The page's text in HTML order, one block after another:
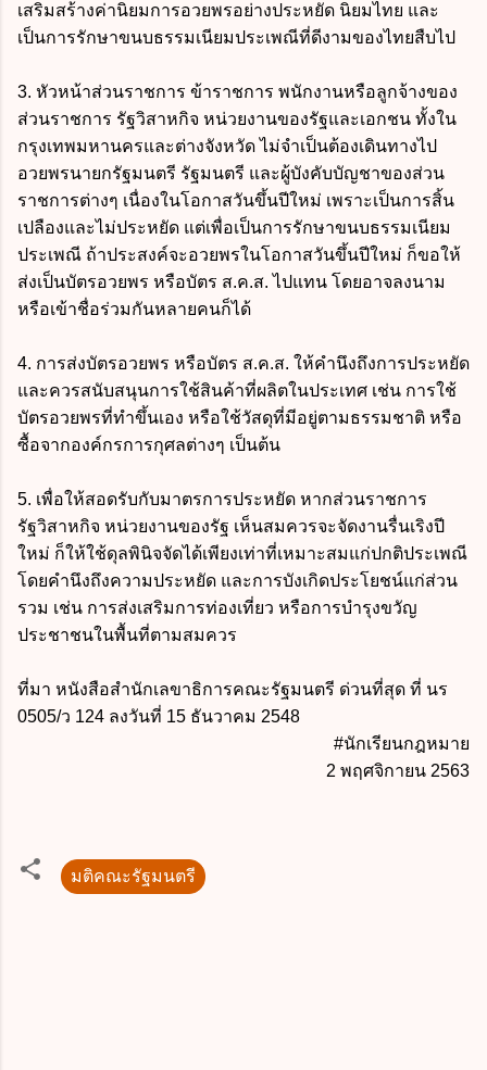
เสริมสร้างค่านิยมการอวยพรอย่างประหยัด นิยมไทย และ
เป็นการรักษาขนบธรรมเนียมประเพณีที่ดีงามของไทยสืบไป
3. หัวหน้าส่วนราชการ ข้าราชการ พนักงานหรือลูกจ้างของ
ส่วนราชการ รัฐวิสาหกิจ หน่วยงานของรัฐและเอกชน ทั้งใน
กรุงเทพมหานครและต่างจังหวัด ไม่จำเป็นต้องเดินทางไป
อวยพรนายกรัฐมนตรี รัฐมนตรี และผู้บังคับบัญชาของส่วน
ราชการต่างๆ เนื่องในโอกาสวันขึ้นปีใหม่ เพราะเป็นการสิ้น
เปลืองและไม่ประหยัด แต่เพื่อเป็นการรักษาขนบธรรมเนียม
ประเพณี ถ้าประสงค์จะอวยพรในโอกาสวันขึ้นปีใหม่ ก็ขอให้
ส่งเป็นบัตรอวยพร หรือบัตร ส.ค.ส. ไปแทน โดยอาจลงนาม
หรือเข้าชื่อร่วมกันหลายคนก็ได้
4. การส่งบัตรอวยพร หรือบัตร ส.ค.ส. ให้คำนึงถึงการประหยัด
และควรสนับสนุนการใช้สินค้าที่ผลิตในประเทศ เช่น การใช้
บัตรอวยพรที่ทำขึ้นเอง หรือใช้วัสดุที่มีอยู่ตามธรรมชาติ หรือ
ซื้อจากองค์กรการกุศลต่างๆ เป็นต้น
5. เพื่อให้สอดรับกับมาตรการประหยัด หากส่วนราชการ
รัฐวิสาหกิจ หน่วยงานของรัฐ เห็นสมควรจะจัดงานรื่นเริงปี
ใหม่ ก็ให้ใช้ดุลพินิจจัดได้เพียงเท่าที่เหมาะสมแก่ปกติประเพณี
โดยคำนึงถึงความประหยัด และการบังเกิดประโยชน์แก่ส่วน
รวม เช่น การส่งเสริมการท่องเที่ยว หรือการบำรุงขวัญ
ประชาชนในพื้นที่ตามสมควร
ที่มา หนังสือสำนักเลขาธิการคณะรัฐมนตรี ด่วนที่สุด ที่ นร
0505/ว 124 ลงวันที่ 15 ธันวาคม 2548
#นักเรียนกฎหมาย
2 พฤศจิกายน 2563
มติคณะรัฐมนตรี